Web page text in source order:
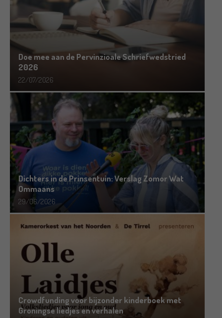
Doe mee aan de Pervinzioale Schriefwedstried
2026
22/07/2026
Dichters in de Prinsentuin: Verslag Zomor Wat
Ommaans
29/06/2026
Crowdfunding voor bijzonder kinderboek met
Groningse liedjes en verhalen